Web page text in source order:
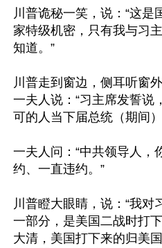
川普诡秘一笑，说：“这是
家特级机密，只有我与习
知道。”
川普走到窗边，侧耳听窗
一夫人说：“习主席发誓说
可的人当下届总统（期间
一夫人问：“中共领导人，
约、一直违约。”
川普瞪大眼睛，说：“我对
一部分，是美国二战时打
大清，美国打下来的归美